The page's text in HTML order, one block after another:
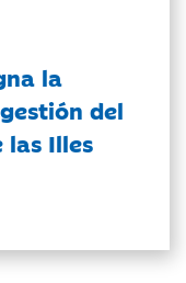
la
del
las Illes